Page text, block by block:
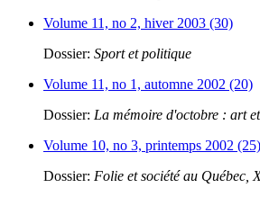
Volume 11, no 2, hiver 2003 (30)
Dossier: Sport et politique
Volume 11, no 1, automne 2002 (20)
Dossier: La mémoire d'octobre : art
Volume 10, no 3, printemps 2002 (25)
Dossier: Folie et société au Québec,